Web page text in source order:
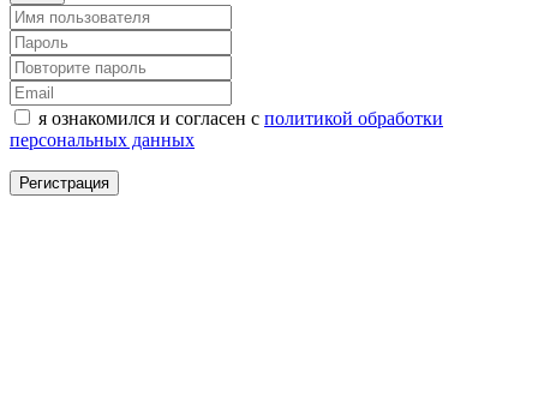
я ознакомился и согласен с политикой обработки
персональных данных
Регистрация